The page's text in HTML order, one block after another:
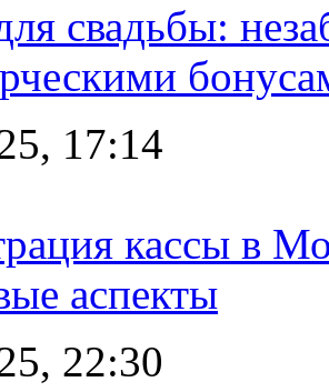
свадьбы:
17:14
кассы в
аспекты
22:30